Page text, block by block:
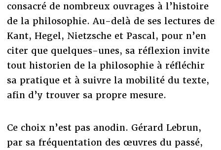
consacré de nombreux ouvrages à l’histoire
de la philosophie. Au-delà de ses lectures de
Kant, Hegel, Nietzsche et Pascal, pour n’en
citer que quelques-unes, sa réflexion invite
tout historien de la philosophie à réfléchir
sa pratique et à suivre la mobilité du texte,
afin d’y trouver sa propre mesure.
Ce choix n’est pas anodin. Gérard Lebrun,
par sa fréquentation des œuvres du passé,